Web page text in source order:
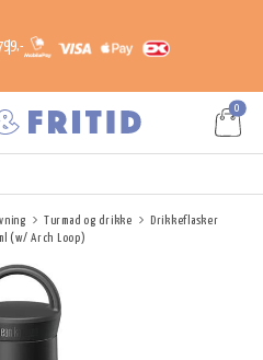
0
Turmad og drikke
Drikkeflasker
(w/ Arch Loop)